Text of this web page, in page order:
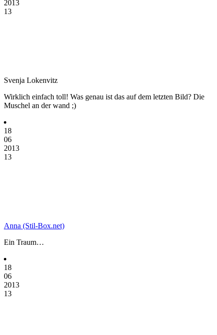
2013
13
Svenja Lokenvitz
Wirklich einfach toll! Was genau ist das auf dem letzten Bild? Die
Muschel an der wand ;)
18
06
2013
13
Anna (Stil-Box.net)
Ein Traum…
18
06
2013
13